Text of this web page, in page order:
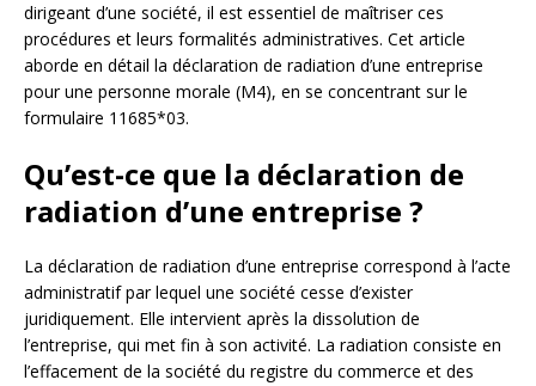
dirigeant d’une société, il est essentiel de maîtriser ces
procédures et leurs formalités administratives. Cet article
aborde en détail la déclaration de radiation d’une entreprise
pour une personne morale (M4), en se concentrant sur le
formulaire 11685*03.
Qu’est-ce que la déclaration de
radiation d’une entreprise ?
La déclaration de radiation d’une entreprise correspond à l’acte
administratif par lequel une société cesse d’exister
juridiquement. Elle intervient après la dissolution de
l’entreprise, qui met fin à son activité. La radiation consiste en
l’effacement de la société du registre du commerce et des